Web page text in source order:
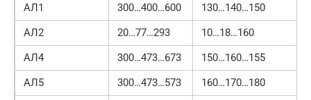
АЛ1 300…400…600
130…140…150
АЛ2
20…77…293
10…18…160
АЛ4
300…473…673
150…160…155
АЛ5
300…473…573
160…170…180